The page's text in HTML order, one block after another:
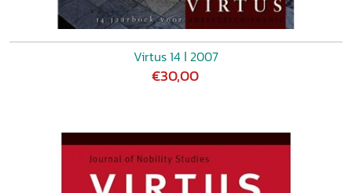
Virtus 14 ǀ 2007
€30,00